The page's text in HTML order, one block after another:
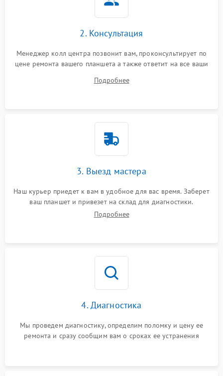
2. Консультация
Менеджер колл центра позвонит вам, проконсультирует по
цене ремонта вашего планшета а также ответит на все ваши
Подробнее
3. Выезд мастера
Наш курьер приедет к вам в удобное для вас время. Заберет
ваш планшет и привезет на склад для диагностики.
Подробнее
4. Диагностика
Мы проведем диагностику, определим поломку и цену ее
ремонта и сразу сообщим вам о сроках ее устранения